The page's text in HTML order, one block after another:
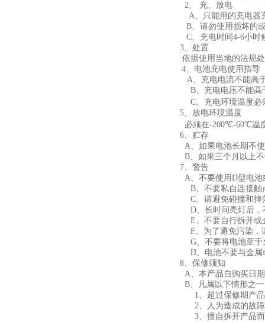
2、 充、放电
A、只能用的充电器
B、请勿使用损坏的
C、充电时间4-6小时
3、处置
依据使用当地的法规
4、电池充电使用指导
A、充电电流不能高
B、充电电压不能高
C、充电环境温度必
5、放电环境温度
必须在-200℃-60℃温
6、贮存
A、如果电池长期不
B、如果三个月以上
7、警告
A、不要使用D型电池
B、不要私自连接触
C、请避免碰撞和摔
D、长时间亮灯后
E、不要自行拆开
F、为了避免污染，
G、不要将电池至于
H、电池不要与金
8、保修须知
A、本产品自购买日
B、凡属以下情形之
1、超过保修期产品
2、人为造成的故
3、擅自拆开产品